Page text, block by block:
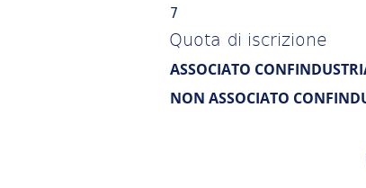
7
Quota di iscrizione
ASSOCIATO
NON ASSOCIATO